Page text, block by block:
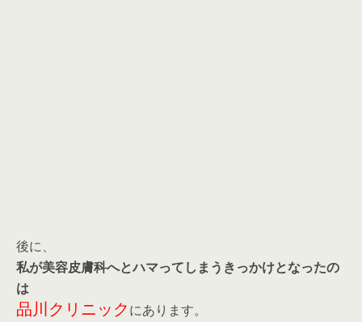
後に、
私が美容皮膚科へとハマってしまうきっかけとなったの
は
品川クリニックにあります。